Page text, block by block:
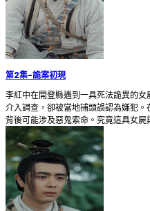
第2集-詭案初現
李紅中在開登縣遇到一具死法詭異的
介入調查，卻被當地捕頭誤認為嫌犯
背後可能涉及惡鬼索命。究竟這具女屍